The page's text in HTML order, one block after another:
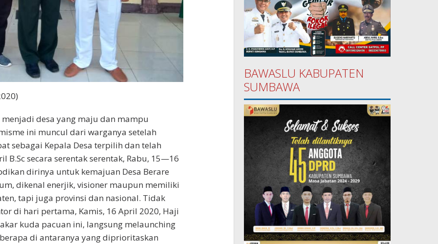
desa yang maju dan mampu
ini muncul dari warganya setelah
sebagai Kepala Desa terpilih dan telah
secara serentak serentak, Rabu, 15—16
dirinya untuk kemajuan Desa Berare
dikenal enerjik, visioner maupun memiliki
tapi juga provinsi dan nasional. Tidak
di hari pertama, Kamis, 16 April 2020, Haji
kuda pacuan ini, langsung melaunching
di antaranya yang diprioritaskan
BAWASLU KABUPATEN
SUMBAWA